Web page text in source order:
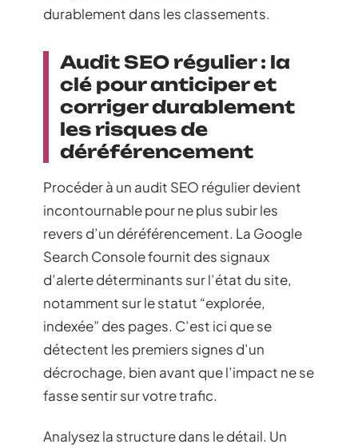
durablement dans les classements.
Audit SEO régulier : la
clé pour anticiper et
corriger durablement
les risques de
déréférencement
Procéder à un audit SEO régulier devient
incontournable pour ne plus subir les
revers d’un déréférencement. La Google
Search Console fournit des signaux
d’alerte déterminants sur l’état du site,
notamment sur le statut “explorée,
indexée” des pages. C’est ici que se
détectent les premiers signes d’un
décrochage, bien avant que l’impact ne se
fasse sentir sur votre trafic.
Analysez la structure dans le détail. Un